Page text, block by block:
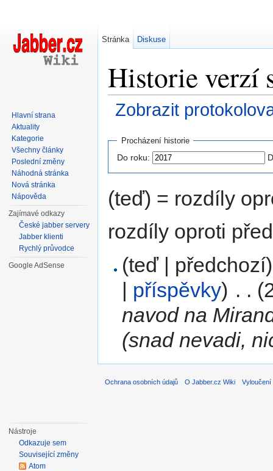
Historie verzí
Zobrazit
Procházení historie
Do roku:
(teď) = rozdíly
rozdíly oproti
(teď | předchozí)
| příspěvky) . .
navod na
(snad nevadi,
Stránka Diskuse
Hlavní strana
Aktuality
Kategorie
Všechny články
Poslední změny
Náhodná stránka
Nová stránka
Nápověda
Zajímavé odkazy
České jabber servery
Jabber klienti
Rychlý průvodce
Google AdSense
Nástroje
Odkazuje sem
Související změny
Atom
Ochrana osobních údajů O Jabber.cz Wiki Vyloučení